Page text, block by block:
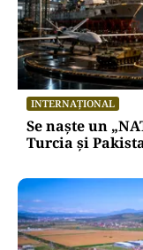
INTERNAȚIONAL
Se naște un
Turcia și